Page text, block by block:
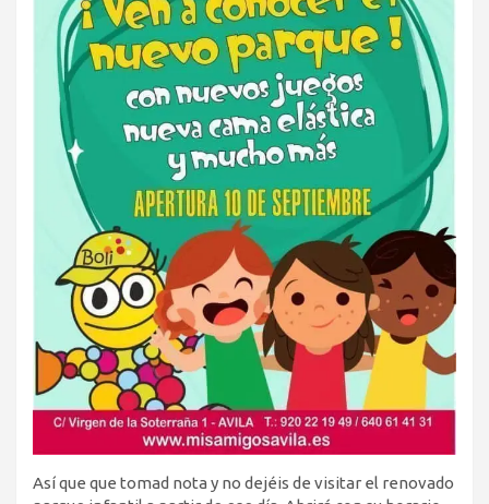
Así que que tomad nota y no dejéis de visitar el renovado